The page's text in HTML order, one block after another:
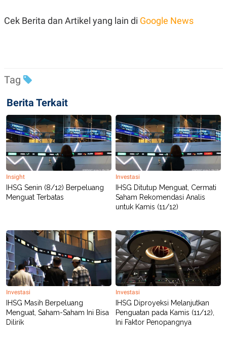
L
A
N
E
T
A
K
K
I
M
T
E
N
E
P
A
P
E
R
A
D
V
E
R
T
I
S
I
K
G
M
E
D
I
A
.
I
D
Cek Berita dan Artikel yang lain di Google News
Tag
Berita Terkait
Insight
IHSG Senin (8/12) Berpeluang
Menguat Terbatas
Investasi
IHSG Ditutup Menguat, Cermati
Saham Rekomendasi Analis
untuk Kamis (11/12)
Investasi
IHSG Masih Berpeluang
Menguat, Saham-Saham Ini Bisa
Dilirik
Investasi
IHSG Diproyeksi Melanjutkan
Penguatan pada Kamis (11/12),
Ini Faktor Penopangnya